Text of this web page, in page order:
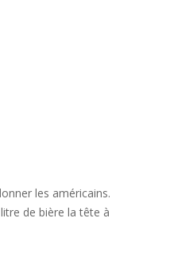
les américains.
de bière la tête à